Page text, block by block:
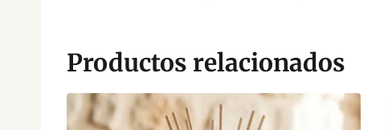
Productos relacionados